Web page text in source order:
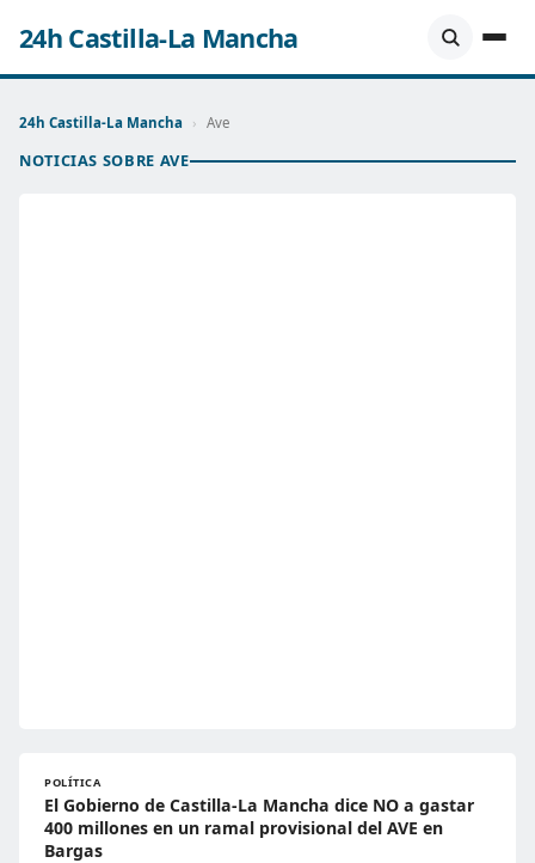
24h Castilla-La Mancha
24h Castilla-La Mancha › Ave
NOTICIAS SOBRE AVE
POLÍTICA
El Gobierno de Castilla-La Mancha dice NO a gastar
400 millones en un ramal provisional del AVE en
Bargas